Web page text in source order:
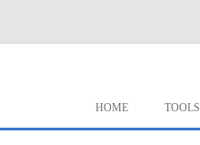
HOME TOOLS